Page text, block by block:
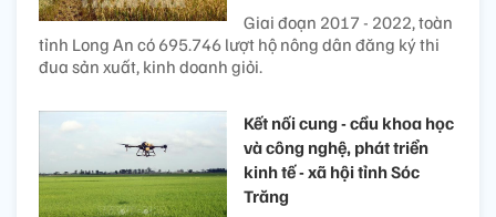
Giai đoạn 2017 - 2022, toàn
tỉnh Long An có 695.746 lượt hộ nông dân đăng ký thi
đua sản xuất, kinh doanh giỏi.
Kết nối cung - cầu khoa học
và công nghệ, phát triển
kinh tế - xã hội tỉnh Sóc
Trăng